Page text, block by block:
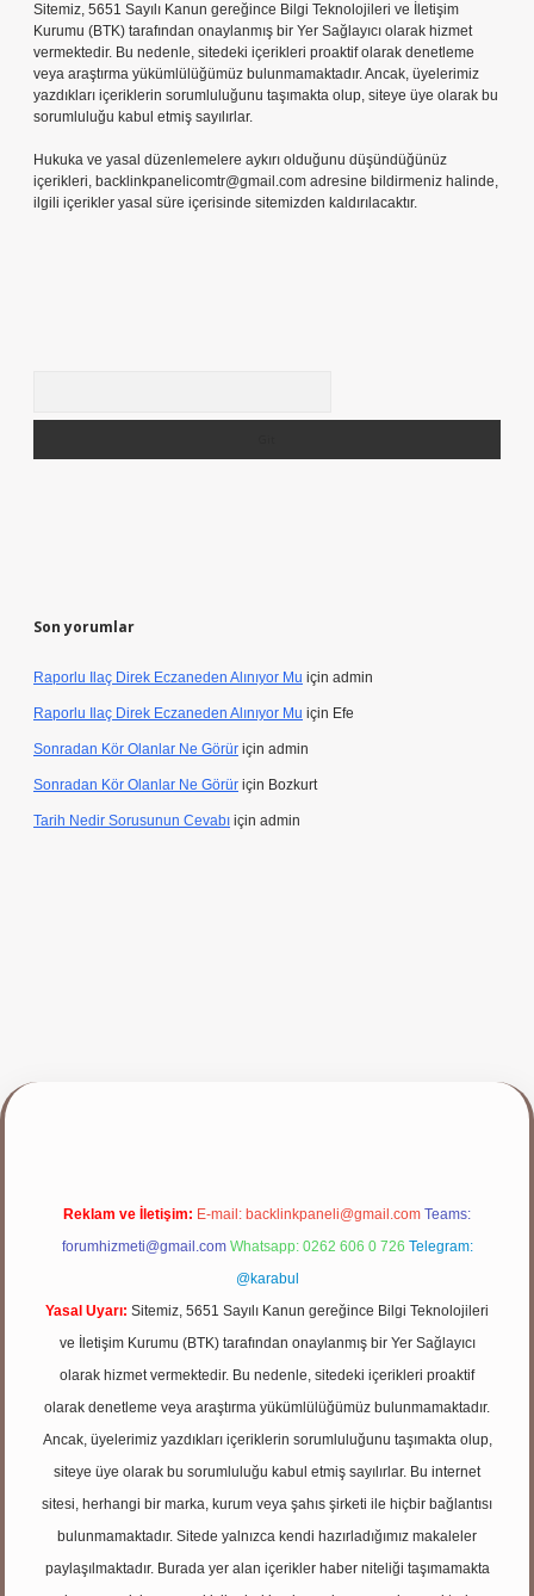
Sitemiz, 5651 Sayılı Kanun gereğince Bilgi Teknolojileri ve İletişim
Kurumu (BTK) tarafından onaylanmış bir Yer Sağlayıcı olarak hizmet
vermektedir. Bu nedenle, sitedeki içerikleri proaktif olarak denetleme
veya araştırma yükümlülüğümüz bulunmamaktadır. Ancak, üyelerimiz
yazdıkları içeriklerin sorumluluğunu taşımakta olup, siteye üye olarak bu
sorumluluğu kabul etmiş sayılırlar.
Hukuka ve yasal düzenlemelere aykırı olduğunu düşündüğünüz
içerikleri, backlinkpanelicomtr@gmail.com adresine bildirmeniz halinde,
ilgili içerikler yasal süre içerisinde sitemizden kaldırılacaktır.
Son yorumlar
Raporlu Ilaç Direk Eczaneden Alınıyor Mu için admin
Raporlu Ilaç Direk Eczaneden Alınıyor Mu için Efe
Sonradan Kör Olanlar Ne Görür için admin
Sonradan Kör Olanlar Ne Görür için Bozkurt
Tarih Nedir Sorusunun Cevabı için admin
giriş yap
Reklam ve İletişim: E-mail: backlinkpaneli@gmail.com Teams:
forumhizmeti@gmail.com Whatsapp: 0262 606 0 726 Telegram:
@karabul
Yasal Uyarı: Sitemiz, 5651 Sayılı Kanun gereğince Bilgi Teknolojileri
ve İletişim Kurumu (BTK) tarafından onaylanmış bir Yer Sağlayıcı
olarak hizmet vermektedir. Bu nedenle, sitedeki içerikleri proaktif
olarak denetleme veya araştırma yükümlülüğümüz bulunmamaktadır.
Ancak, üyelerimiz yazdıkları içeriklerin sorumluluğunu taşımakta olup,
siteye üye olarak bu sorumluluğu kabul etmiş sayılırlar. Bu internet
sitesi, herhangi bir marka, kurum veya şahıs şirketi ile hiçbir bağlantısı
bulunmamaktadır. Sitede yalnızca kendi hazırladığımız makaleler
paylaşılmaktadır. Burada yer alan içerikler haber niteliği taşımamakta